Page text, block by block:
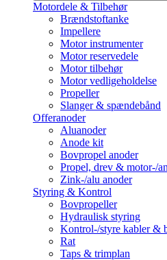
Motordele & Tilbehør
Brændstoftanke
Impellere
Motor instrumenter
Motor reservedele
Motor tilbehør
Motor vedligeholdelse
Propeller
Slanger & spændebånd
Offeranoder
Aluanoder
Anode kit
Bovpropel anoder
Propel, drev & motor-/
Zink-/alu anoder
Styring & Kontrol
Bovpropeller
Hydraulisk styring
Kontrol-/styre kabler &
Rat
Taps & trimplan